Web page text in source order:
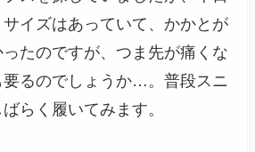
イズはあっていて、かかとが
たのですが、つま先が痛くな
要るのでしょうか…。普段スニ
らく履いてみます。